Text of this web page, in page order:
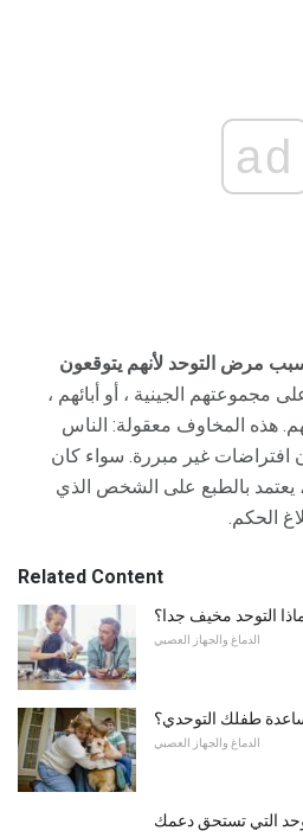
ad
مرض التوحد لأنهم يتوقعون
مجموعتهم الجينية ، أو أبائهم ،
هذه المخاوف معقولة: الناس
افتراضات غير مبررة. سواء كان
، يعتمد بالطبع على الشخص الذي
الحكم.
Related Content
التوحد مخيف جدا؟
الدماغ والجهاز العصبي
طفلك التوحدي؟
الدماغ والجهاز العصبي
التي تستحق دعمك